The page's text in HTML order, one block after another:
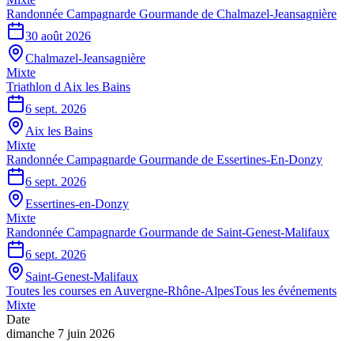
Randonnée Campagnarde Gourmande de Chalmazel-Jeansagnière
30 août 2026
Chalmazel-Jeansagnière
Mixte
Triathlon d Aix les Bains
6 sept. 2026
Aix les Bains
Mixte
Randonnée Campagnarde Gourmande de Essertines-En-Donzy
6 sept. 2026
Essertines-en-Donzy
Mixte
Randonnée Campagnarde Gourmande de Saint-Genest-Malifaux
6 sept. 2026
Saint-Genest-Malifaux
Toutes les courses en Auvergne-Rhône-AlpesTous les événements
Mixte
Date
dimanche 7 juin 2026